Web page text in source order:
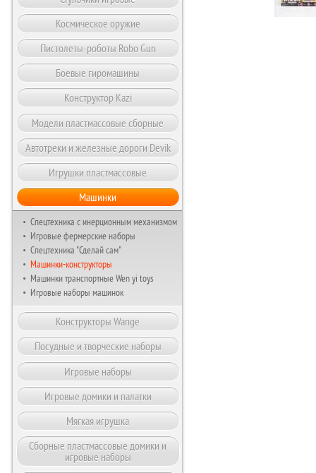
Космическое оружие
Пистолеты-роботы Robo Gun
Боевые гиромашины
Конструктор Kazi
Модели пластмассовые сборные
Автотреки и железные дороги Devik
Игрушки пластмассовые
Машинки
Спецтехника с инерционным механизмом
Игровые фермерские наборы
Спецтехника "Сделай сам"
Машинки-конструкторы
Машинки транспортные Wen yi toys
Игровые наборы машинок
Конструкторы Wange
Посудные и творческие наборы
Игровые наборы
Игровые домики и палатки
Мягкая игрушка
Сборные пластмассовые домики и
игровые наборы